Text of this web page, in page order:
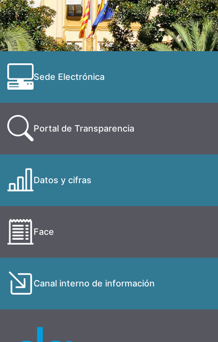
Sede Electrónica
Portal de Transparencia
Datos y cifras
Face
Canal interno de información